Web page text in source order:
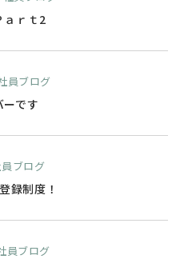
ａｒｔ2
員ブログ
です
ブログ
録制度！
員ブログ